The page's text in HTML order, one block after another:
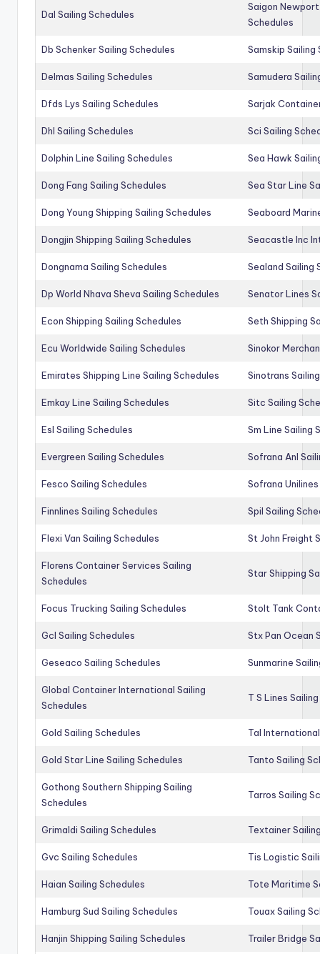
Dal Sailing Schedules
Saigon
Schedules
Db Schenker Sailing Schedules Samskip Sailing
Delmas Sailing Schedules Samudera
Dfds Lys Sailing Schedules Sarjak
Dhl Sailing Schedules Sci Sailing
Dolphin Line Sailing Schedules Sea Hawk
Dong Fang Sailing Schedules Sea Star Line
Dong Young Shipping Sailing Schedules Seaboard
Dongjin Shipping Sailing Schedules Seacastle Inc
Dongnama Sailing Schedules Sealand Sailing
Dp World Nhava Sheva Sailing Schedules Senator Lines
Econ Shipping Sailing Schedules Seth Shipping
Ecu Worldwide Sailing Schedules Sinokor
Emirates Shipping Line Sailing Schedules Sinotrans
Emkay Line Sailing Schedules Sitc Sailing
Esl Sailing Schedules Sm Line Sailing
Evergreen Sailing Schedules Sofrana Anl
Fesco Sailing Schedules Sofrana
Finnlines Sailing Schedules Spil Sailing
Flexi Van Sailing Schedules St John Freight
Florens Container Services Sailing
Schedules
Star Shipping
Focus Trucking Sailing Schedules Stolt Tank
Gcl Sailing Schedules Stx Pan Ocean
Geseaco Sailing Schedules Sunmarine
Global Container International Sailing
Schedules
T S Lines
Gold Sailing Schedules Tal
Gold Star Line Sailing Schedules Tanto Sailing
Gothong Southern Shipping Sailing
Schedules
Tarros Sailing
Grimaldi Sailing Schedules Textainer
Gvc Sailing Schedules Tis Logistic
Haian Sailing Schedules Tote Maritime
Hamburg Sud Sailing Schedules Touax Sailing
Hanjin Shipping Sailing Schedules Trailer Bridge